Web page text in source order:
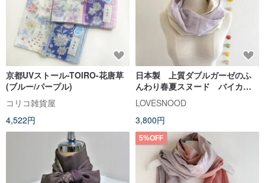
京都UVストール-TOIRO-花唐草
(ブルー/パープル)
コリコ雑貨屋
4,522円
日本製 上質ダブルガーゼのふ
んわり春夏スヌード バイカラ
ー ペールラベンダー×バニラミ
ルク
LOVESNOOD
3,800円
5%OFF